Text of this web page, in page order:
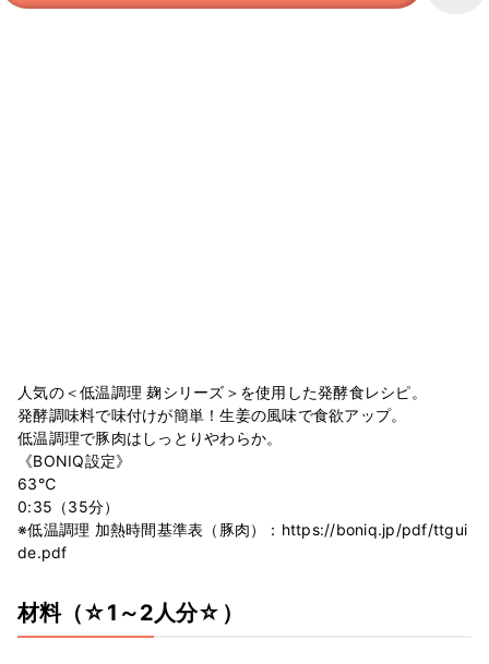
人気の＜低温調理 麹シリーズ＞を使用した発酵食レシピ。
発酵調味料で味付けが簡単！生姜の風味で食欲アップ。
低温調理で豚肉はしっとりやわらか。
《BONIQ設定》
63℃
0:35（35分）
※低温調理 加熱時間基準表（豚肉）：https://boniq.jp/pdf/ttgui
de.pdf
材料（☆1～2人分☆）